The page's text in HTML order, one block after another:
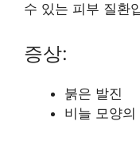
수 있는 피부 질환
증상:
붉은 발진
비늘 모양의